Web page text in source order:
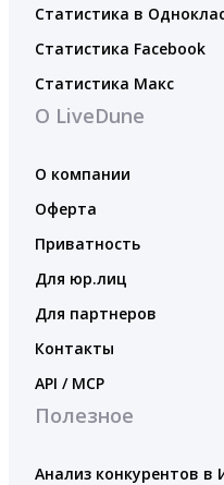
Статистика в
Статистика Facebook
Статистика Макс
О LiveDune
О компании
Оферта
Приватность
Для юр.лиц
Для партнеров
Контакты
API / MCP
Полезное
Анализ конкурентов в